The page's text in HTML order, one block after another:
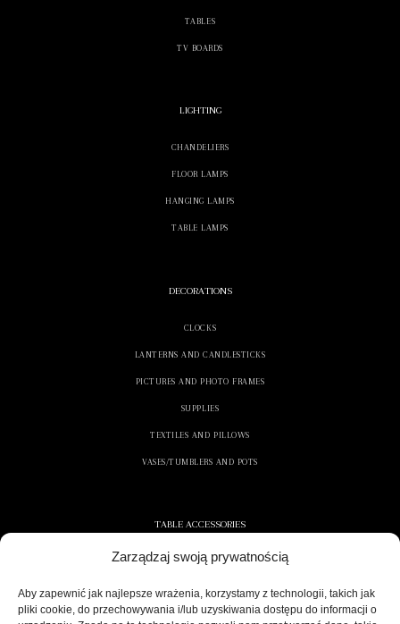
Zarządzaj swoją prywatnością
Aby zapewnić jak najlepsze wrażenia, korzystamy z technologii, takich jak
pliki cookie, do przechowywania i/lub uzyskiwania dostępu do informacji o
TABLES
TV BOARDS
LIGHTING
CHANDELIERS
FLOOR LAMPS
HANGING LAMPS
TABLE LAMPS
DECORATIONS
CLOCKS
LANTERNS AND CANDLESTICKS
PICTURES AND PHOTO FRAMES
SUPPLIES
TEXTILES AND PILLOWS
VASES/TUMBLERS AND POTS
TABLE ACCESSORIES
CONTAINERS AND NAPKINS
COOLERS/ICE CONTAINERS
SALT/PEPPER SHAKERS